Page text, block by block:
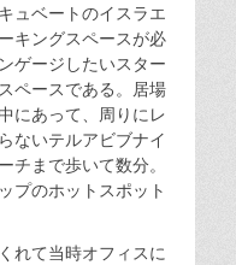
ュベートのイスラエ
キングスペースが必
ゲージしたいスター
ペースである。居場
にあって、周りにレ
ないテルアビブナイ
チまで歩いて数分。
プのホットスポット
れて当時オフィスに